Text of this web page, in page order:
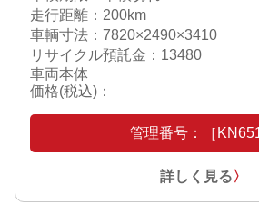
走行距離：200km
車輌寸法：7820×2490×3410
リサイクル預託金：13480
車両本体
価格(税込)：
管理番号：［KN651
詳しく見る〉